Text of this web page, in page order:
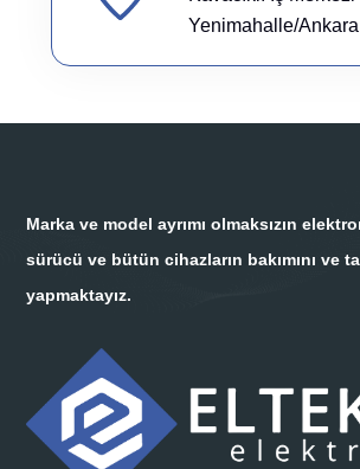
Yenimahalle/Ankara
Marka ve model ayrımı olmaksızın
sürücü ve bütün cihazların bakımını ve
yapmaktayız.